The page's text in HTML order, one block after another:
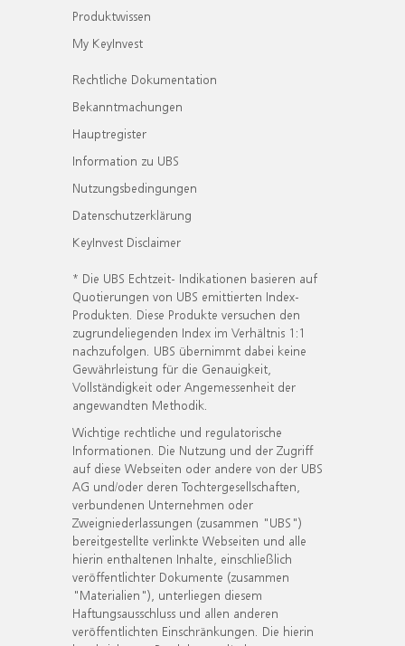
Produktwissen
My KeyInvest
Rechtliche Dokumentation
Bekanntmachungen
Hauptregister
Information zu UBS
Nutzungsbedingungen
Datenschutzerklärung
KeyInvest Disclaimer
* Die UBS Echtzeit- Indikationen basieren auf
Quotierungen von UBS emittierten Index-
Produkten. Diese Produkte versuchen den
zugrundeliegenden Index im Verhältnis 1:1
nachzufolgen. UBS übernimmt dabei keine
Gewährleistung für die Genauigkeit,
Vollständigkeit oder Angemessenheit der
angewandten Methodik.
Wichtige rechtliche und regulatorische
Informationen. Die Nutzung und der Zugriff
auf diese Webseiten oder andere von der UBS
AG und/oder deren Tochtergesellschaften,
verbundenen Unternehmen oder
Zweigniederlassungen (zusammen "UBS")
bereitgestellte verlinkte Webseiten und alle
hierin enthaltenen Inhalte, einschließlich
veröffentlichter Dokumente (zusammen
"Materialien"), unterliegen diesem
Haftungsausschluss und allen anderen
veröffentlichten Einschränkungen. Die hierin